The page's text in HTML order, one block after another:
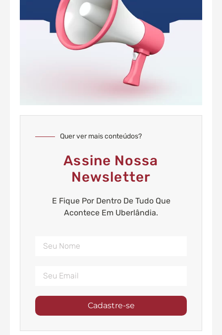
Quer ver mais conteúdos?
Assine Nossa
Newsletter
E Fique Por Dentro De Tudo Que
Acontece Em Uberlândia.
Cadastre-se